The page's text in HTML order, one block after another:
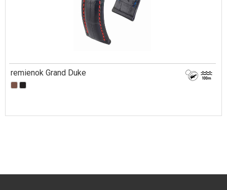
remienok Grand Duke